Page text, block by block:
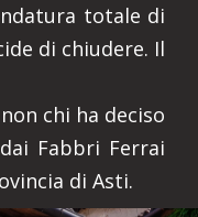
totale di
di chiudere. Il
chi ha deciso
Fabbri Ferrai
di Asti.